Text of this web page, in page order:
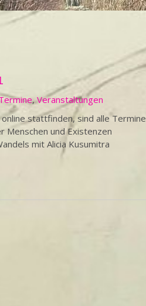
,Veranstaltungen
stattfinden, sind alle Termine
Menschen und Existenzen
mit Alicia Kusumitra